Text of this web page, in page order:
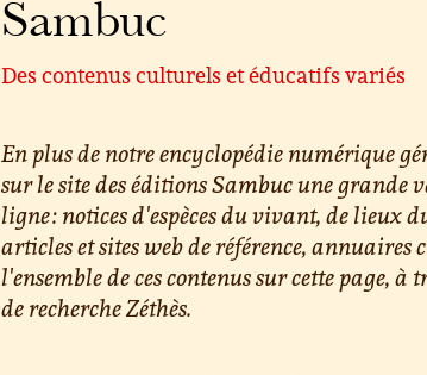
Sambuc
Des contenus culturels et éducatifs variés
En plus de notre encyclopédie numérique
sur le site des éditions Sambuc une grande
ligne : notices d'espèces du vivant, de lieux
articles et sites web de référence, annuaires
l'ensemble de ces contenus sur cette page,
de recherche Zéthès.